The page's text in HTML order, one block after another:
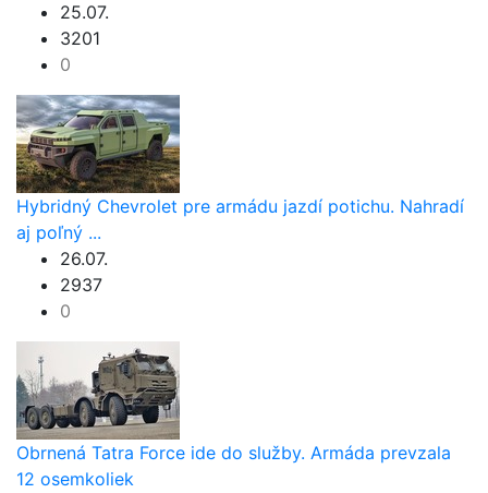
25.07.
3201
0
Hybridný Chevrolet pre armádu jazdí potichu. Nahradí
aj poľný ...
26.07.
2937
0
Obrnená Tatra Force ide do služby. Armáda prevzala
12 osemkoliek